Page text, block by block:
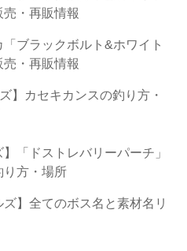
・再販情報
「ブラックボルト&ホワイト
・再販情報
】カセキカンスの釣り方・
】「ドストレバリーパーチ」
り方・場所
ズ】全てのボス名と素材名リ